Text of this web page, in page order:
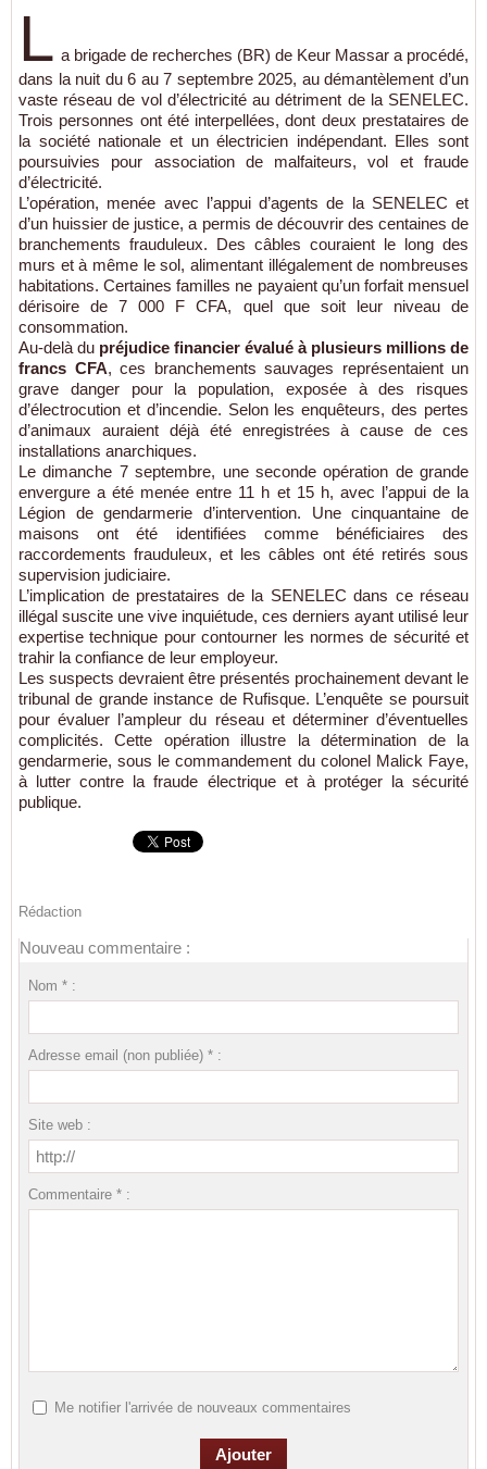
L a brigade de recherches (BR) de Keur Massar a procédé,
dans la nuit du 6 au 7 septembre 2025, au démantèlement d’un
vaste réseau de vol d’électricité au détriment de la SENELEC.
Trois personnes ont été interpellées, dont deux prestataires de
la société nationale et un électricien indépendant. Elles sont
poursuivies pour association de malfaiteurs, vol et fraude
d’électricité.
L’opération, menée avec l’appui d’agents de la SENELEC et
d’un huissier de justice, a permis de découvrir des centaines de
branchements frauduleux. Des câbles couraient le long des
murs et à même le sol, alimentant illégalement de nombreuses
habitations. Certaines familles ne payaient qu’un forfait mensuel
dérisoire de 7 000 F CFA, quel que soit leur niveau de
consommation.
Au-delà du préjudice financier évalué à plusieurs millions de
francs CFA, ces branchements sauvages représentaient un
grave danger pour la population, exposée à des risques
d’électrocution et d’incendie. Selon les enquêteurs, des pertes
d’animaux auraient déjà été enregistrées à cause de ces
installations anarchiques.
Le dimanche 7 septembre, une seconde opération de grande
envergure a été menée entre 11 h et 15 h, avec l’appui de la
Légion de gendarmerie d’intervention. Une cinquantaine de
maisons ont été identifiées comme bénéficiaires des
raccordements frauduleux, et les câbles ont été retirés sous
supervision judiciaire.
L’implication de prestataires de la SENELEC dans ce réseau
illégal suscite une vive inquiétude, ces derniers ayant utilisé leur
expertise technique pour contourner les normes de sécurité et
trahir la confiance de leur employeur.
Les suspects devraient être présentés prochainement devant le
tribunal de grande instance de Rufisque. L’enquête se poursuit
pour évaluer l’ampleur du réseau et déterminer d’éventuelles
complicités. Cette opération illustre la détermination de la
gendarmerie, sous le commandement du colonel Malick Faye,
à lutter contre la fraude électrique et à protéger la sécurité
publique.
Rédaction
Nouveau commentaire :
Nom * :
Adresse email (non publiée) * :
Site web :
Commentaire * :
Me notifier l'arrivée de nouveaux commentaires